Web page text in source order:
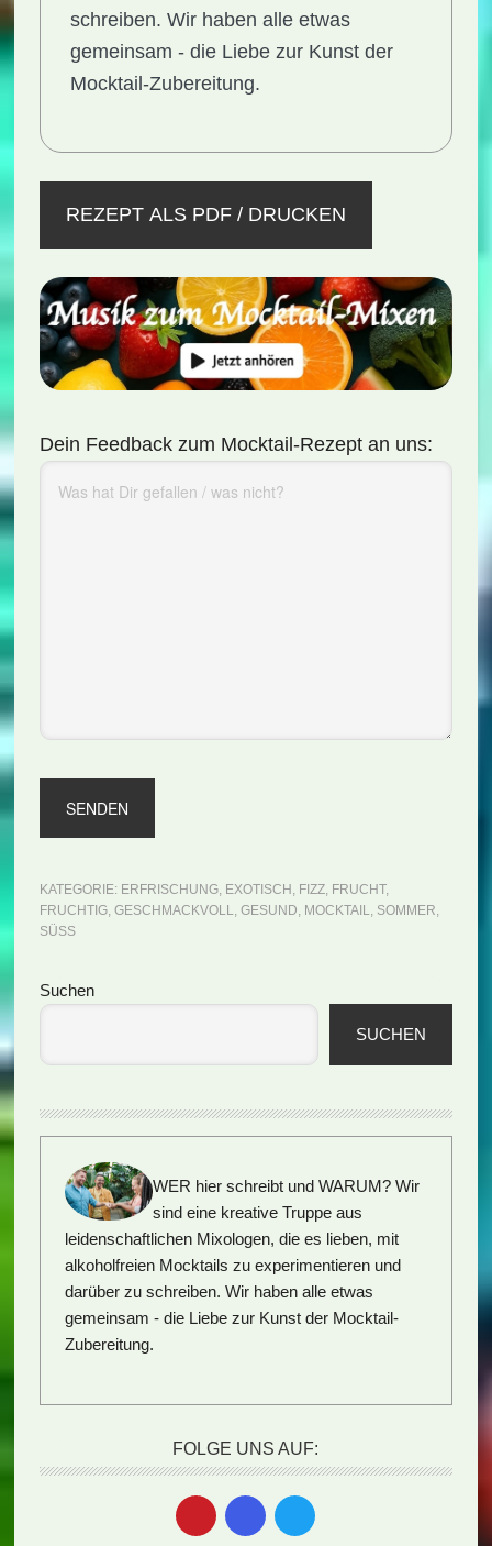
schreiben. Wir haben alle etwas
gemeinsam - die Liebe zur Kunst der
Mocktail-Zubereitung.
REZEPT ALS PDF / DRUCKEN
Dein Feedback zum Mocktail-Rezept an uns:
KATEGORIE: ERFRISCHUNG, EXOTISCH , FIZZ, FRUCHT,
FRUCHTIG, GESCHMACKVOLL, GESUND, MOCKTAIL, SOMMER,
SÜSS
Seitenspalte
Suchen
SUCHEN
WER hier schreibt und WARUM? Wir
sind eine kreative Truppe aus
leidenschaftlichen Mixologen, die es lieben, mit
alkoholfreien Mocktails zu experimentieren und
darüber zu schreiben. Wir haben alle etwas
gemeinsam - die Liebe zur Kunst der Mocktail-
Zubereitung.
FOLGE UNS AUF: